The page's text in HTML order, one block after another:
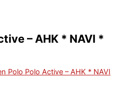
– AHK * NAVI *